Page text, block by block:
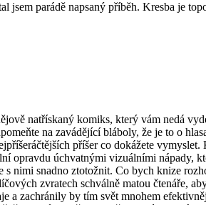
jsem parádě napsaný příběh. Kresba je
natřískaný komiks, který vám nedá
na zavádějící bláboly, že je to o
příšer co dokážete
opravdu úchvatnými vizuálními nápady,
s nimi snadno ztotožnit. Co bych knize
zvratech schválně matou čtenáře,
a zachránily by tím svět mnohem